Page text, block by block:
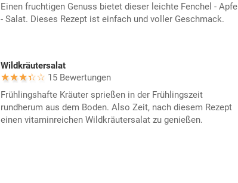
Einen fruchtigen Genuss bietet dieser leichte Fenchel - Apfel
- Salat. Dieses Rezept ist einfach und voller Geschmack.
Wildkräutersalat
15 Bewertungen
Frühlingshafte Kräuter sprießen in der Frühlingszeit
rundherum aus dem Boden. Also Zeit, nach diesem Rezept
einen vitaminreichen Wildkräutersalat zu genießen.